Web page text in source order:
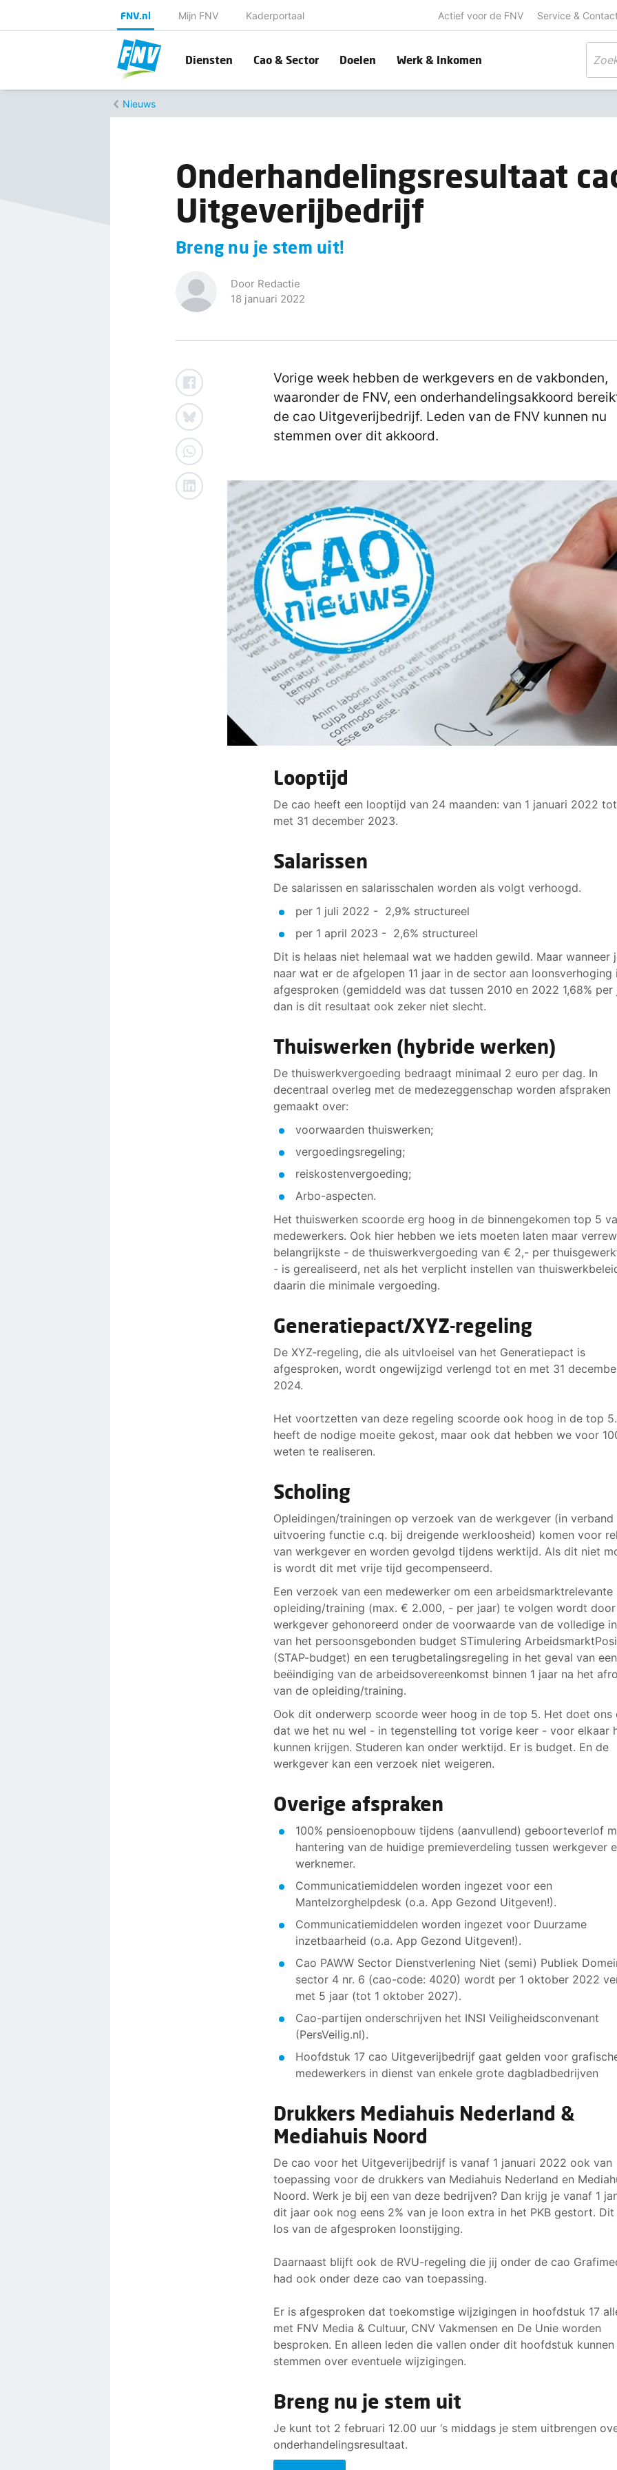
FNV.nl Mijn FNV Kaderportaal Actief voor de FNV Service &
Diensten Cao & Sector Doelen Werk & Inkomen
Nieuws
Onderhandelingsresultaat
Uitgeverijbedrijf
Breng nu je stem uit!
Door Redactie
18 januari 2022
Vorige week hebben de werkgevers en de vakbonden,
waaronder de FNV, een onderhandelingsakkoord
de cao Uitgeverijbedrijf. Leden van de FNV kunnen nu
stemmen over dit akkoord.
Looptijd
De cao heeft een looptijd van 24 maanden: van 1 januari 2022
met 31 december 2023.
Salarissen
De salarissen en salarisschalen worden als volgt verhoogd.
per 1 juli 2022 - 2,9% structureel
per 1 april 2023 - 2,6% structureel
Dit is helaas niet helemaal wat we hadden gewild. Maar wanneer
naar wat er de afgelopen 11 jaar in de sector aan loonsverhoging
afgesproken (gemiddeld was dat tussen 2010 en 2022 1,68% per
dan is dit resultaat ook zeker niet slecht.
Thuiswerken (hybride werken)
De thuiswerkvergoeding bedraagt minimaal 2 euro per dag. In
decentraal overleg met de medezeggenschap worden afspraken
gemaakt over:
voorwaarden thuiswerken;
vergoedingsregeling;
reiskostenvergoeding;
Arbo-aspecten.
Het thuiswerken scoorde erg hoog in de binnengekomen top 5
medewerkers. Ook hier hebben we iets moeten laten maar
belangrijkste - de thuiswerkvergoeding van € 2,- per
- is gerealiseerd, net als het verplicht instellen van
daarin die minimale vergoeding.
Generatiepact/XYZ-regeling
De XYZ-regeling, die als uitvloeisel van het Generatiepact is
afgesproken, wordt ongewijzigd verlengd tot en met 31
2024.
Het voortzetten van deze regeling scoorde ook hoog in de top
heeft de nodige moeite gekost, maar ook dat hebben we voor
weten te realiseren.
Scholing
Opleidingen/trainingen op verzoek van de werkgever (in verband
uitvoering functie c.q. bij dreigende werkloosheid) komen voor
van werkgever en worden gevolgd tijdens werktijd. Als dit niet
is wordt dit met vrije tijd gecompenseerd.
Een verzoek van een medewerker om een arbeidsmarktrelevante
opleiding/training (max. € 2.000, - per jaar) te volgen wordt
werkgever gehonoreerd onder de voorwaarde van de volledige
van het persoonsgebonden budget STimulering
(STAP-budget) en een terugbetalingsregeling in het geval van een
beëindiging van de arbeidsovereenkomst binnen 1 jaar na het
van de opleiding/training.
Ook dit onderwerp scoorde weer hoog in de top 5. Het doet ons
dat we het nu wel - in tegenstelling tot vorige keer - voor elkaar
kunnen krijgen. Studeren kan onder werktijd. Er is budget. En de
werkgever kan een verzoek niet weigeren.
Overige afspraken
100% pensioenopbouw tijdens (aanvullend) geboorteverlof
hantering van de huidige premieverdeling tussen werkgever
werknemer.
Communicatiemiddelen worden ingezet voor een
Mantelzorghelpdesk (o.a. App Gezond Uitgeven!).
Communicatiemiddelen worden ingezet voor Duurzame
inzetbaarheid (o.a. App Gezond Uitgeven!).
Cao PAWW Sector Dienstverlening Niet (semi) Publiek
sector 4 nr. 6 (cao-code: 4020) wordt per 1 oktober 2022
met 5 jaar (tot 1 oktober 2027).
Cao-partijen onderschrijven het INSI Veiligheidsconvenant
(PersVeilig.nl).
Hoofdstuk 17 cao Uitgeverijbedrijf gaat gelden voor
medewerkers in dienst van enkele grote dagbladbedrijven
Drukkers Mediahuis Nederland &
Mediahuis Noord
De cao voor het Uitgeverijbedrijf is vanaf 1 januari 2022 ook van
toepassing voor de drukkers van Mediahuis Nederland en
Noord. Werk je bij een van deze bedrijven? Dan krijg je vanaf 1
dit jaar ook nog eens 2% van je loon extra in het PKB gestort. Dit
los van de afgesproken loonstijging.
Daarnaast blijft ook de RVU-regeling die jij onder de cao
had ook onder deze cao van toepassing.
Er is afgesproken dat toekomstige wijzigingen in hoofdstuk 17
met FNV Media & Cultuur, CNV Vakmensen en De Unie worden
besproken. En alleen leden die vallen onder dit hoofdstuk kunnen
stemmen over eventuele wijzigingen.
Breng nu je stem uit
Je kunt tot 2 februari 12.00 uur ‘s middags je stem uitbrengen
onderhandelingsresultaat.